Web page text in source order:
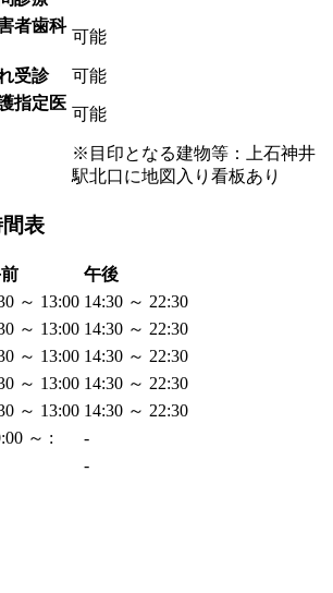
者歯科
可能
受診
可能
指定医
可能
※目印となる建物等：上石神井
駅北口に地図入り看板あり
表
午後
～ 13:00 14:30 ～ 22:30
～ 13:00 14:30 ～ 22:30
～ 13:00 14:30 ～ 22:30
～ 13:00 14:30 ～ 22:30
～ 13:00 14:30 ～ 22:30
～ :
-
-